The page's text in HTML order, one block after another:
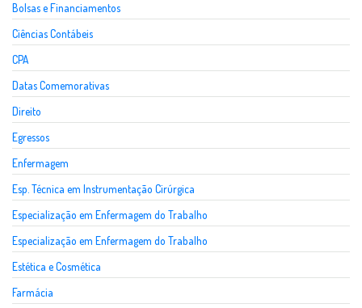
Bolsas e Financiamentos
Ciências Contábeis
CPA
Datas Comemorativas
Direito
Egressos
Enfermagem
Esp. Técnica em Instrumentação Cirúrgica
Especialização em Enfermagem do Trabalho
Especialização em Enfermagem do Trabalho
Estética e Cosmética
Farmácia